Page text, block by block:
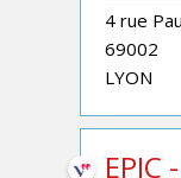
4 rue
69002
LYON
EPIC